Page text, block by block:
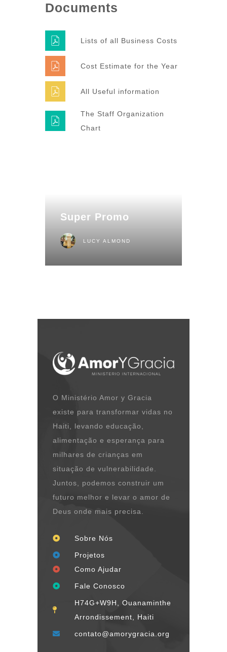
Documents
Lists of all Business Costs
Cost Estimate for the Year
All Useful information
The Staff Organization
Chart
Super Promo
LUCY ALMOND
O Ministério Amor y Gracia
existe para transformar vidas no
Haiti, levando educação,
alimentação e esperança para
milhares de crianças em
situação de vulnerabilidade.
Juntos, podemos construir um
futuro melhor e levar o amor de
Deus onde mais precisa.
Sobre Nós
Projetos
Como Ajudar
Fale Conosco
H74G+W9H, Ouanaminthe
Arrondissement, Haiti
contato@amorygracia.org